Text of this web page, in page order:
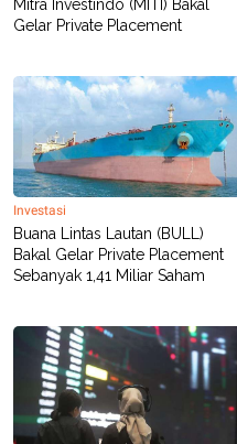
Mitra Investindo (MITI) Bakal
Gelar Private Placement
Investasi
Buana Lintas Lautan (BULL)
Bakal Gelar Private Placement
Sebanyak 1,41 Miliar Saham